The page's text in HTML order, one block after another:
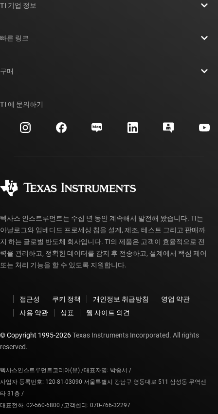
TI 기업 정보
투자 관계
제조
빠른 링크
대체품 검색
고객 지원 센터
myTI 계정 FAQ
구매
주문 FAQ
TI 에 문의하기
텍사스 인스트루먼트는 수십 년 동안 계속해서 발전해 왔습니다. TI는
아날로그와 임베디드 프로세싱 칩을 설계, 제조, 테스트 그리고 판매까
지 하는 글로벌 반도체 회사입니다. TI의 제품은 고객이 효율적으로 전
력을 관리하고, 정확한 데이터를 감지 후 전송하고, 설계에서 핵심 제어
또는 처리 기능을 할 수 있도록 지원합니다.
접근성 쿠키 정책 개인정보 취급방침
영업 약관
사용 약관
상표 웹 사이트 의견
© Copyright 1995-2026Texas Instruments Incorporated. All rights
reserved.
텍사스인스트루먼트코리아(유) /대표자명: 박중서 /
사업자 등록번호: 120-81-03090 서울특별시 강남구 영동대로 511 삼성동 무역센
타 31층 /
대표전화: 02-560-6800 /고객센터: 070-766-32297